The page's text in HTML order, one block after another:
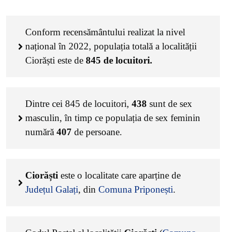
Conform recensământului realizat la nivel
național în 2022, populația totală a localității
Ciorăști este de 845 de locuitori.
Dintre cei 845 de locuitori, 438 sunt de sex
masculin, în timp ce populația de sex feminin
numără 407 de persoane.
Ciorăști este o localitate care aparține de
Județul Galați, din Comuna Priponești.